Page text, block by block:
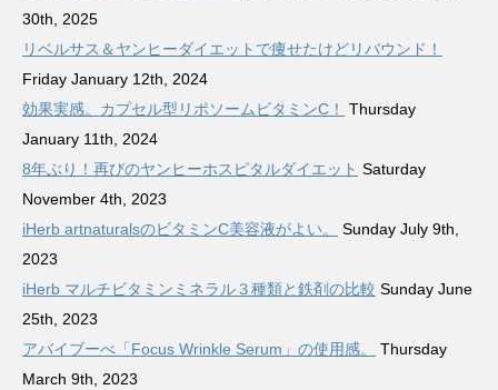
30th, 2025
リベルサス＆ヤンヒーダイエットで痩せたけどリバウンド！
Friday January 12th, 2024
効果実感。カプセル型リポソームビタミンC！
Thursday
January 11th, 2024
8年ぶり！再びのヤンヒーホスピタルダイエット Saturday
November 4th, 2023
iHerb artnaturalsのビタミンC美容液がよい。
Sunday July 9th,
2023
iHerb マルチビタミンミネラル３種類と鉄剤の比較 Sunday June
25th, 2023
アバイブーべ「Focus Wrinkle Serum」の使用感。
Thursday
March 9th, 2023